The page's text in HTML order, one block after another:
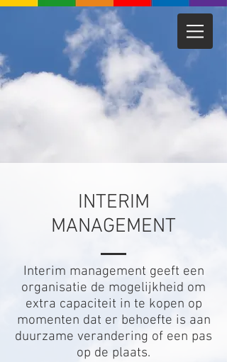
INTERIM
MANAGEMENT
Interim management geeft een
organisatie de mogelijkheid om
extra capaciteit in te kopen op
momenten dat er behoefte is aan
duurzame verandering of een pas
op de plaats.